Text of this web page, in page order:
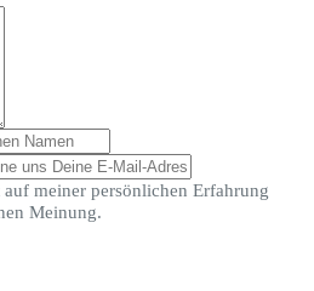
meiner persönlichen Erfahrung
Meinung.